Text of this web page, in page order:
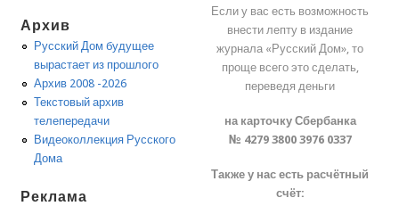
Архив
Русский Дом будущее
вырастает из прошлого
Архив 2008 -2026
Текстовый архив
телепередачи
Видеоколлекция Русского
Дома
Реклама
Если у вас есть возможность
внести лепту в издание
журнала «Русский Дом», то
проще всего это сделать,
переведя деньги
на карточку Сбербанка
№ 4279 3800 3976 0337
Также у нас есть расчётный
счёт: